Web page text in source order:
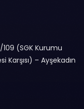
(SGK Kurumu
Karşısı) – Ayşekadın